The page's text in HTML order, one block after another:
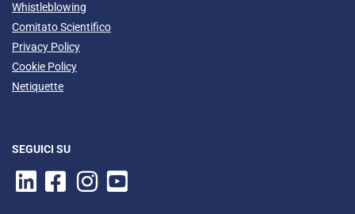
Whistleblowing
Comitato Scientifico
Privacy Policy
Cookie Policy
Netiquette
SEGUICI SU